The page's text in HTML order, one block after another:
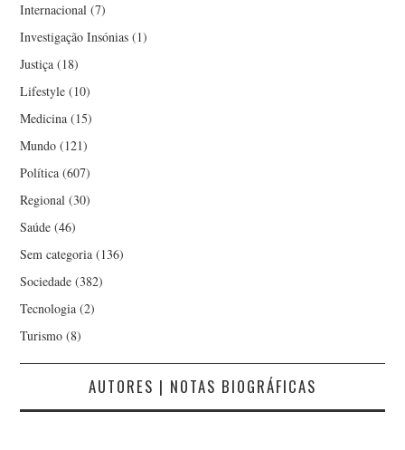
Internacional (7)
Investigação Insónias (1)
Justiça (18)
Lifestyle (10)
Medicina (15)
Mundo (121)
Política (607)
Regional (30)
Saúde (46)
Sem categoria (136)
Sociedade (382)
Tecnologia (2)
Turismo (8)
AUTORES | NOTAS BIOGRÁFICAS